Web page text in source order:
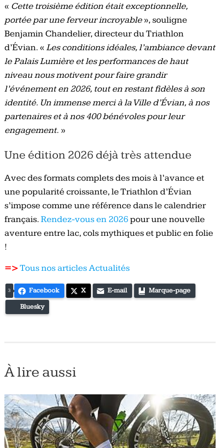
« Cette troisième édition était exceptionnelle,
portée par une ferveur incroyable», souligne
Benjamin Chandelier, directeur du Triathlon
d’Évian. «Les conditions idéales, l’ambiance devant
le Palais Lumière et les performances de haut
niveau nous motivent pour faire grandir
l’événement en 2026, tout en restant fidèles à son
identité. Un immense merci à la Ville d’Évian, à nos
partenaires et à nos 400 bénévoles pour leur
engagement. »
Une édition 2026 déjà très attendue
Avec des formats complets des mois à l’avance et
une popularité croissante, le Triathlon d’Évian
s’impose comme une référence dans le calendrier
français.Rendez-vous en 2026pour une nouvelle
aventure entre lac, cols mythiques et public en folie
!
=>Tous nos articles Actualités
3 Facebook X E-mail Marque-page
Bluesky
À lire aussi